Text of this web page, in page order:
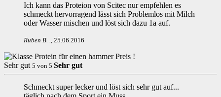
Ich kann das Proteion von Scitec nur empfehlen es
schmeckt hervorragend lässt sich Problemlos mit Milch
oder Wasser mischen und löst sich dazu 1a auf.
Ruben B. 25.06.2016
Sehr gut 5 von 5 Sehr gut
Schmeckt super lecker und löst sich sehr gut auf...